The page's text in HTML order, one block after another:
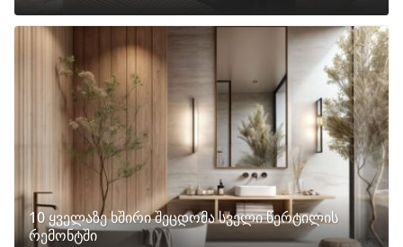
10 ყველაზე ხშირი შეცდომა სველი წერტილის
რემონტში